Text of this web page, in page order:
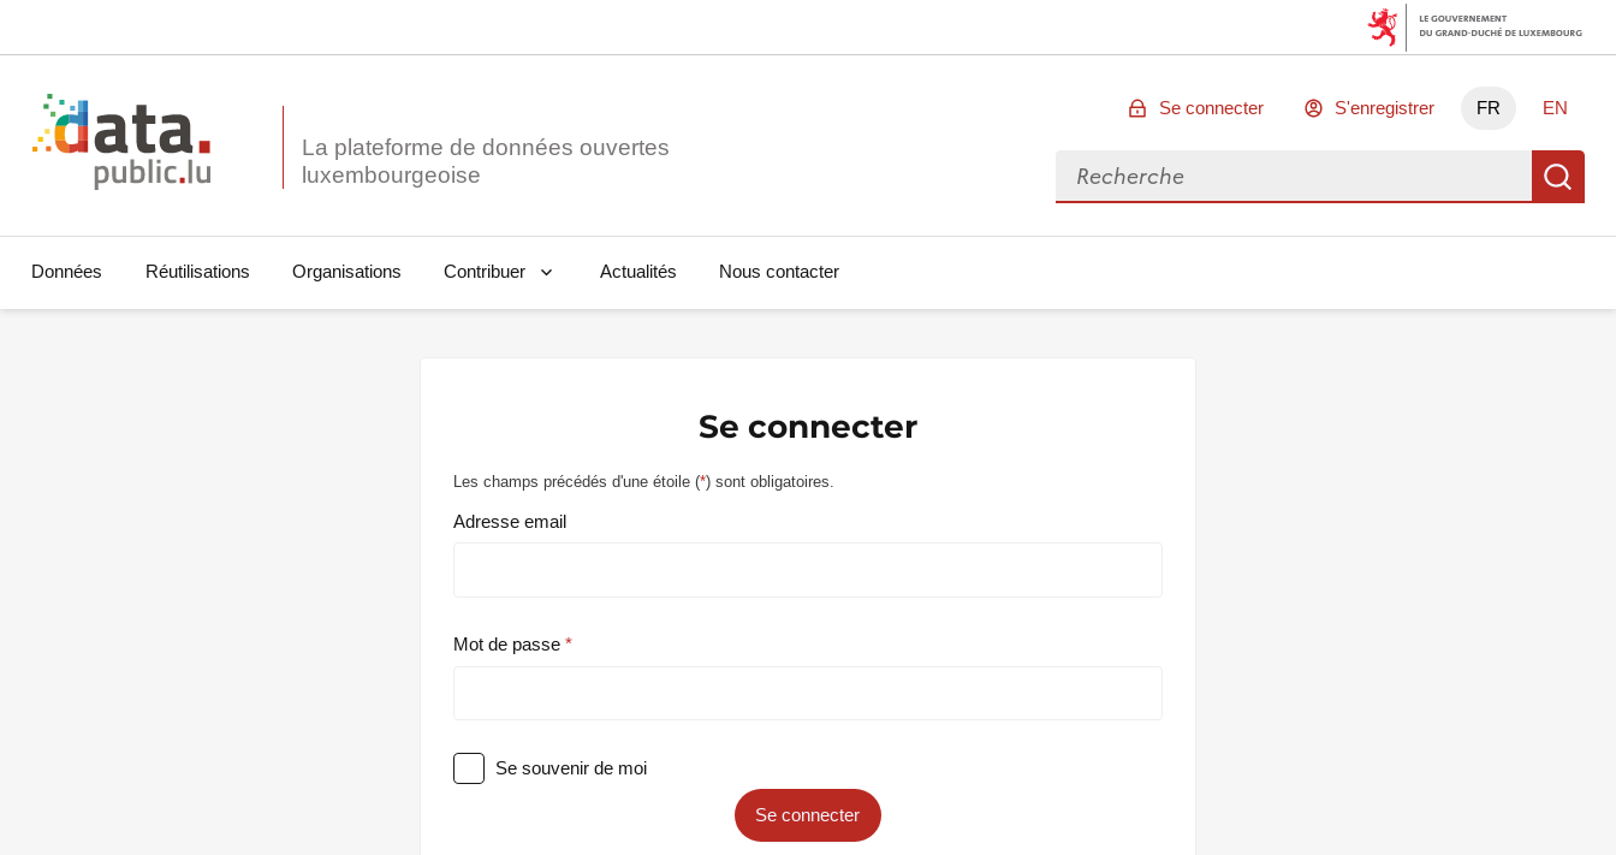
La plateforme de données ouvertes
Se connecter S'enregistrer FR EN
Rechercher des données
Données Réutilisations Organisations Contribuer Actualités Nous contacter
Se connecter
Les champs précédés d'une étoile (*) sont obligatoires.
Adresse email
Mot de passe
Se souvenir de moi
Se connecter